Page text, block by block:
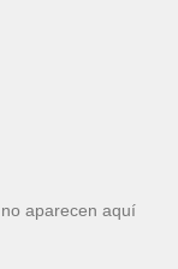
aparecen aquí